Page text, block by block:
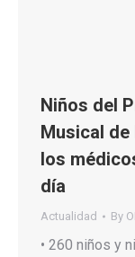
Niños del
Musical de
los
día
Actualidad By
• 260 niños y